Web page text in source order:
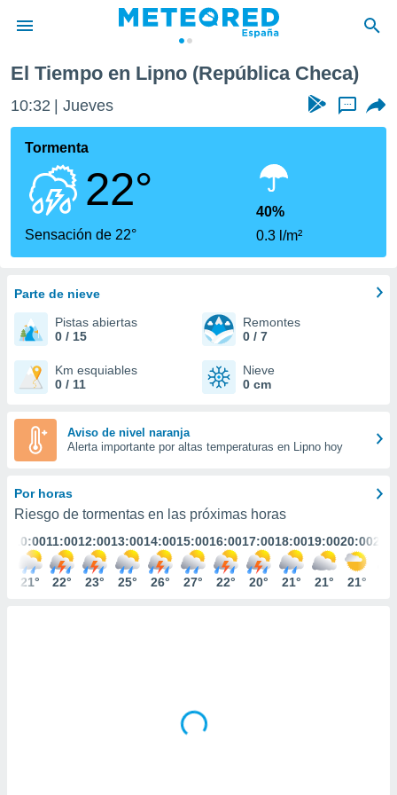
de
por
se
calidad.
a este
las
y
forma
basada
permite
coste.
botón
a la
ACEPTAR
CONTINUAR
CONFIGURACIÓN
El Tiempo en Lipno (República Checa)
10:32 Jueves ...
Tormenta
22°
Sensación de 22°
40%
0.3 l/m²
Parte de nieve
Pistas abiertas
0 / 15
Remontes
0 / 7
Km esquiables
0 / 11
Nieve
0 cm
Aviso de nivel naranja
Alerta importante por altas temperaturas en Lipno hoy
Por horas
Riesgo de tormentas en las próximas horas
10:00
21°
11:00
22°
12:00
23°
13:00
25°
14:00
26°
15:00
27°
16:00
22°
17:00
20°
18:00
21°
19:00
21°
20:00
21°